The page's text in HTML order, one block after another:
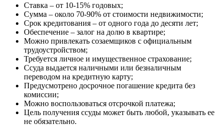
Ставка – от 10-15% годовых;
Сумма – около 70-90% от стоимости недвижимости;
Срок кредитования – от одного года до десяти лет;
Обеспечение – залог на долю в квартире;
Можно привлекать созаемщиков с официальным
трудоустройством;
Требуется личное и имущественное страхование;
Ссуда выдается наличными или безналичным
переводом на кредитную карту;
Предусмотрено досрочное погашение кредита без
комиссии;
Можно воспользоваться отсрочкой платежа;
Цель получения ссуды может быть любой, указывать ее
не обязательно.